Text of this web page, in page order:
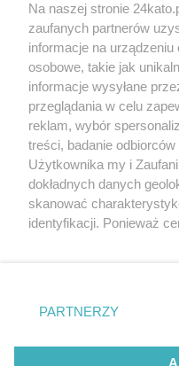
Wydawca mediów lokalnych
Nie zapomnij
zapoznać się z:
polityką
Twojemiasto
Piekary Śląskie
Chorzów
Tarnowskie Góry
Gliwice
Na naszej stronie
zaufanych partnerów
informacje na
osobowe, takie jak
informacje wysyłane
przeglądania w celu
reklam, wybór
treści, badanie
Użytkownika my i
dokładnych danych
skanować
identyfikacji. Ponieważ
prywatności znajdujący
. Niektóre rodzaje
zgody użytkownika, ale
takiemu przetwarzaniu.
PARTNERZY